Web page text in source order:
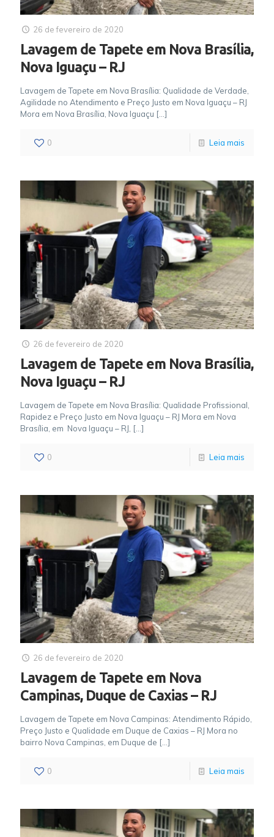
26 de fevereiro de 2020
Lavagem de Tapete em Nova Brasília,
Nova Iguaçu – RJ
Lavagem de Tapete em Nova Brasília: Qualidade de Verdade,
Agilidade no Atendimento e Preço Justo em Nova Iguaçu – RJ
Mora em Nova Brasília, Nova Iguaçu […]
0 Leia mais
26 de fevereiro de 2020
Lavagem de Tapete em Nova Brasília,
Nova Iguaçu – RJ
Lavagem de Tapete em Nova Brasília: Qualidade Profissional,
Rapidez e Preço Justo em Nova Iguaçu – RJ Mora em Nova
Brasília, em Nova Iguaçu – RJ, […]
0 Leia mais
26 de fevereiro de 2020
Lavagem de Tapete em Nova
Campinas, Duque de Caxias – RJ
Lavagem de Tapete em Nova Campinas: Atendimento Rápido,
Preço Justo e Qualidade em Duque de Caxias – RJ Mora no
bairro Nova Campinas, em Duque de […]
0 Leia mais